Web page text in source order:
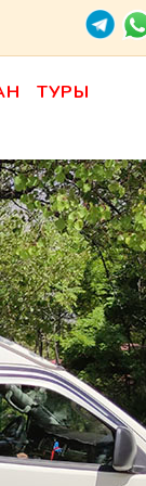
ТУРЫ